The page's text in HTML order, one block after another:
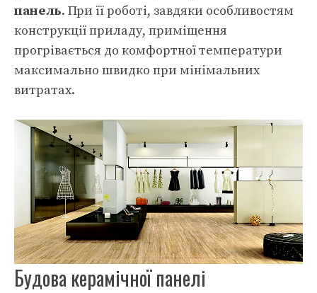
панель. При її роботі, завдяки особливостям
конструкції приладу, приміщення
прогрівається до комфортної температури
максимально швидко при мінімальних
витратах.
Будова керамічної панелі